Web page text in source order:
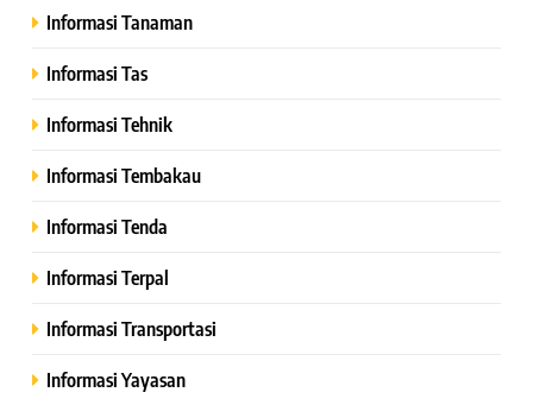
Informasi Tanaman
Informasi Tas
Informasi Tehnik
Informasi Tembakau
Informasi Tenda
Informasi Terpal
Informasi Transportasi
Informasi Yayasan